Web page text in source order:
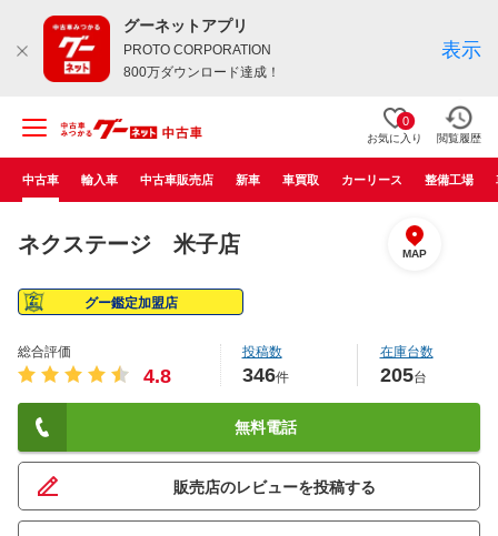
グーネットアプリ
PROTO CORPORATION
800万ダウンロード達成！
表示
0
お気に入り 閲覧履歴
中古車 輸入車 中古車販売店 新車 車買取 カーリース 整備工場
ネクステージ 米子店 MAP
グー鑑定加盟店
総合評価
4.8
投稿数
346件
在庫台数
205台
無料電話
販売店のレビューを投稿する